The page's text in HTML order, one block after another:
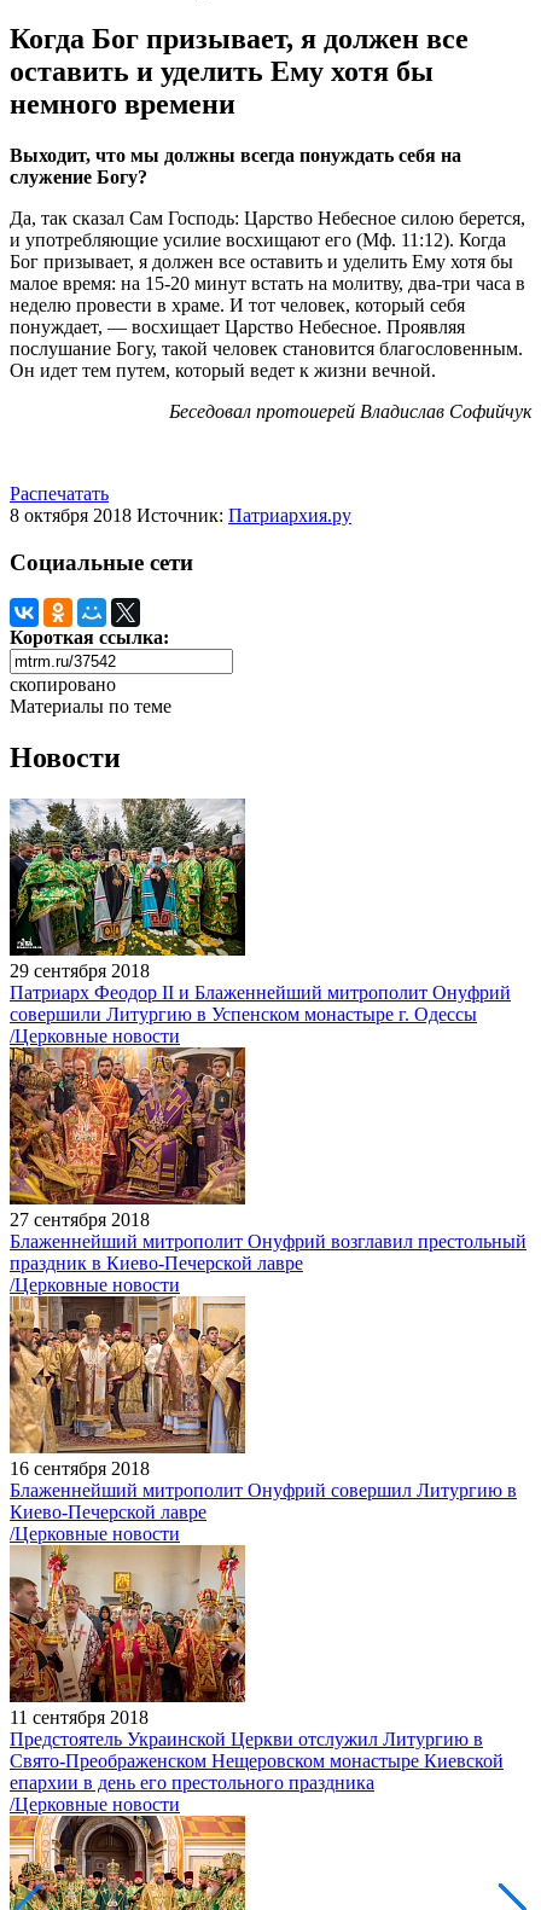
Когда Бог призывает, я должен все
оставить и уделить Ему хотя бы
немного времени
Выходит, что мы должны всегда понуждать себя на
служение Богу?
Да, так сказал Сам Господь: Царство Небесное силою берется,
и употребляющие усилие восхищают его (Мф. 11:12). Когда
Бог призывает, я должен все оставить и уделить Ему хотя бы
малое время: на 15-20 минут встать на молитву, два-три часа в
неделю провести в храме. И тот человек, который себя
понуждает, — восхищает Царство Небесное. Проявляя
послушание Богу, такой человек становится благословенным.
Он идет тем путем, который ведет к жизни вечной.
Беседовал протоиерей Владислав Софийчук
Распечатать
8 октября 2018 Источник: Патриархия.ру
Социальные сети
Короткая ссылка:
скопировано
Материалы по теме
Новости
29 сентября 2018
Патриарх Феодор II и Блаженнейший митрополит Онуфрий
совершили Литургию в Успенском монастыре г. Одессы
/Церковные новости
27 сентября 2018
Блаженнейший митрополит Онуфрий возглавил престольный
праздник в Киево-Печерской лавре
/Церковные новости
16 сентября 2018
Блаженнейший митрополит Онуфрий совершил Литургию в
Киево-Печерской лавре
/Церковные новости
11 сентября 2018
Предстоятель Украинской Церкви отслужил Литургию в
Свято-Преображенском Нещеровском монастыре Киевской
епархии в день его престольного праздника
/Церковные новости